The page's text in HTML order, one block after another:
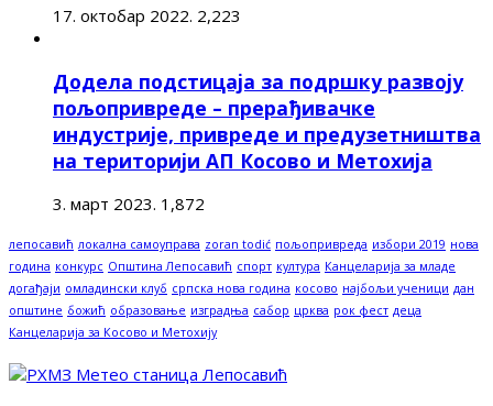
17. октобар 2022. 2,223
Додела подстицаја за подршку развоју
пољопривреде – прерађивачке
индустрије, привреде и предузетништва
на територији АП Косово и Метохија
3. март 2023. 1,872
лепосавић локална самоуправа zoran todić пољопривреда избори 2019 нова
година конкурс Општина Лепосавић спорт култура Канцеларија за младе
догађаји омладински клуб српска нова година косово најбољи ученици дан
општине божић образовање изградња сабор црква рок фест деца
Канцеларија за Косово и Метохију